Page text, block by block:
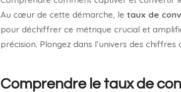
Au cœur de cette démarche, le taux de
pour déchiffrer ce métrique crucial et
précision. Plongez dans l’univers des
Comprendre le taux de